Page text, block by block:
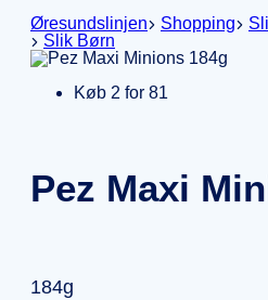
Øresundslinjen
Shopping
Slik Børn
Køb 2 for 81
Pez Maxi
184g